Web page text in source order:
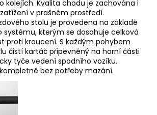
kolejích. Kvalita chodu je zachována i
v prašném prostředí.
stolu je provedena na základě
kterým se dosahuje celková
proti kroucení. S každým pohybem
čistí kartáč připevněný na horní části
tyče vedení spodního vozíku.
bez potřeby mazání.